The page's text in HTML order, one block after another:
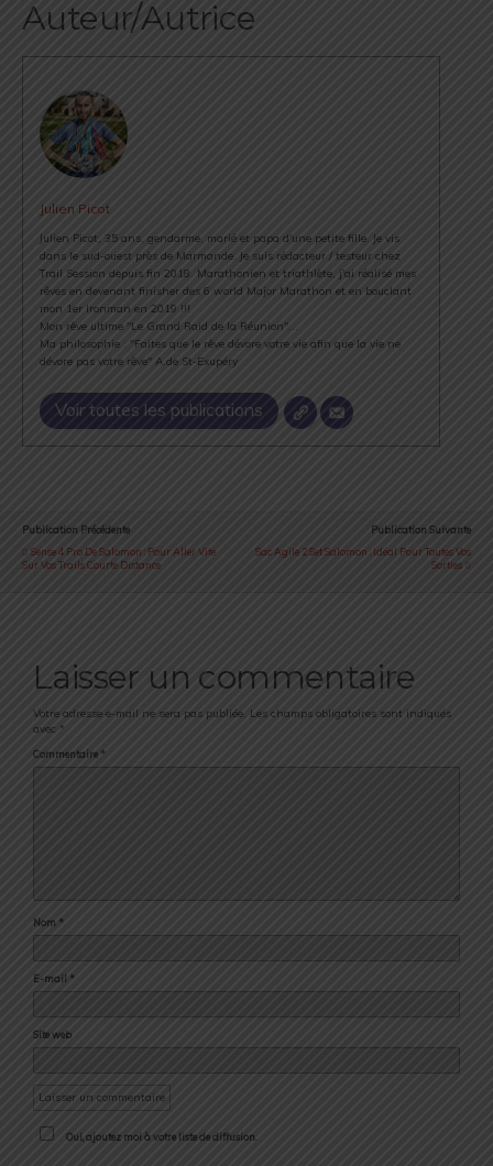
Auteur/Autrice
Julien Picot
Julien Picot, 35 ans, gendarme, marié et papa d'une petite fille. Je vis
dans le sud-ouest près de Marmande. Je suis rédacteur / testeur chez
Trail Session depuis fin 2018. Marathonien et triathlète, j'ai réalisé mes
rêves en devenant finisher des 6 world Major Marathon et en bouclant
mon 1er Ironman en 2019 !!!
Mon rêve ultime "Le Grand Raid de la Réunion"...
Ma philosophie : "Faites que le rêve dévore votre vie afin que la vie ne
dévore pas votre rêve" A.de St-Exupéry
Voir toutes les publications
Publication Précédente
Sense 4 Pro De Salomon : Pour Aller Vite
Sur Vos Trails Courte Distance
Publication Suivante
Sac Agile 2 Set Salomon : Idéal Pour Toutes Vos
Sorties
Laisser un commentaire
Votre adresse e-mail ne sera pas publiée. Les champs obligatoires sont indiqués
avec *
Commentaire *
Nom *
E-mail *
Site web
Oui, ajoutez moi à votre liste de diffusion.